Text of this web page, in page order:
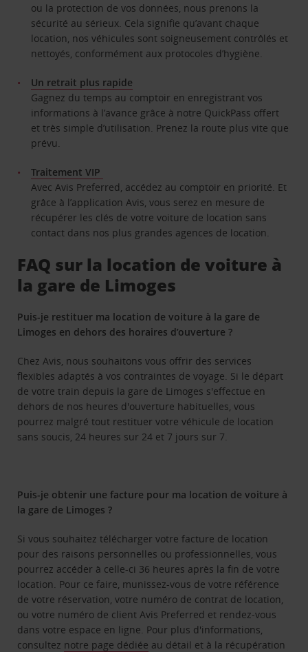
ou la protection de vos données, nous prenons la
sécurité au sérieux. Cela signifie qu’avant chaque
location, nos véhicules sont soigneusement contrôlés et
nettoyés, conformément aux protocoles d’hygiène.
Un retrait plus rapide
Gagnez du temps au comptoir en enregistrant vos
informations à l’avance grâce à notre QuickPass offert
et très simple d’utilisation. Prenez la route plus vite que
prévu.
Traitement VIP
Avec Avis Preferred, accédez au comptoir en priorité. Et
grâce à l’application Avis, vous serez en mesure de
récupérer les clés de votre voiture de location sans
contact dans nos plus grandes agences de location.
FAQ sur la location de voiture à
la gare de Limoges
Puis-je restituer ma location de voiture à la gare de
Limoges en dehors des horaires d’ouverture ?
Chez Avis, nous souhaitons vous offrir des services
flexibles adaptés à vos contraintes de voyage. Si le départ
de votre train depuis la gare de Limoges s'effectue en
dehors de nos heures d'ouverture habituelles, vous
pourrez malgré tout restituer votre véhicule de location
sans soucis, 24 heures sur 24 et 7 jours sur 7.
Puis-je obtenir une facture pour ma location de voiture à
la gare de Limoges ?
Si vous souhaitez télécharger votre facture de location
pour des raisons personnelles ou professionnelles, vous
pourrez accéder à celle-ci 36 heures après la fin de votre
location. Pour ce faire, munissez-vous de votre référence
de votre réservation, votre numéro de contrat de location,
ou votre numéro de client Avis Preferred et rendez-vous
dans votre espace en ligne. Pour plus d'informations,
consultez notre page dédiée au détail et à la récupération